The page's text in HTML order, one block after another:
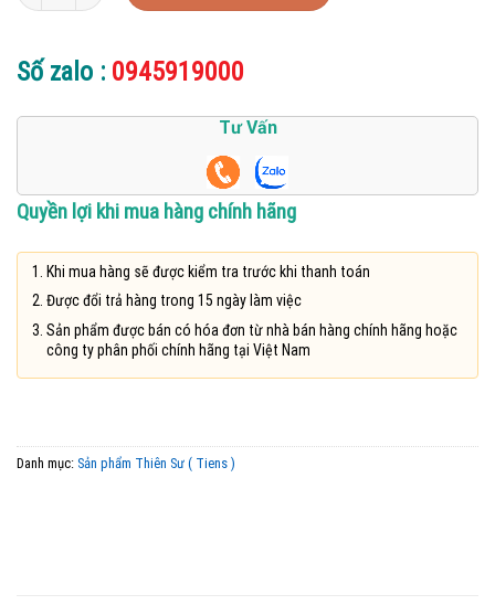
Số zalo : 0945919000
Tư Vấn
Quyền lợi khi mua hàng chính hãng
Khi mua hàng sẽ được kiểm tra trước khi thanh toán
Được đổi trả hàng trong 15 ngày làm việc
Sản phẩm được bán có hóa đơn từ nhà bán hàng chính hãng hoặc
công ty phân phối chính hãng tại Việt Nam
Danh mục: Sản phẩm Thiên Sư ( Tiens )